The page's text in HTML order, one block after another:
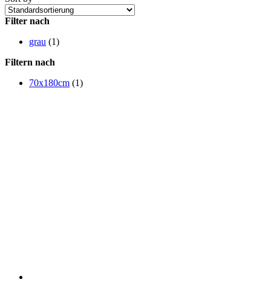
Filter nach
grau (1)
Filtern nach
70x180cm (1)